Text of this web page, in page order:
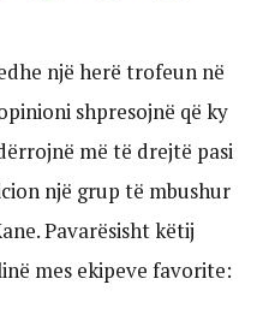
një herë trofeun në
shpresojnë që ky
më të drejtë pasi
një grup të mbushur
Pavarësisht këtij
mes ekipeve favorite: